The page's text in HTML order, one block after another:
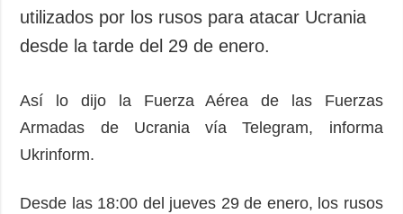
utilizados por los rusos para atacar Ucrania
desde la tarde del 29 de enero.
Así lo dijo la Fuerza Aérea de las Fuerzas
Armadas de Ucrania vía Telegram, informa
Ukrinform.
Desde las 18:00 del jueves 29 de enero, los rusos